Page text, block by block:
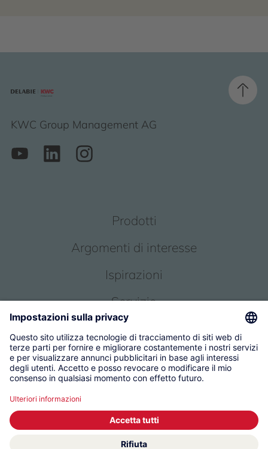
KWC Group Management AG
Prodotti
Argomenti di interesse
Ispirazioni
Servizio
Chi siamo
© 2026 KWC Group Management AG
Condizioni generali
Impronta
Protezione dei dati